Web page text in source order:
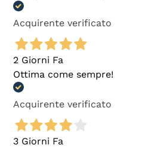
Acquirente verificato
2 Giorni Fa
Ottima come sempre!
Acquirente verificato
3 Giorni Fa